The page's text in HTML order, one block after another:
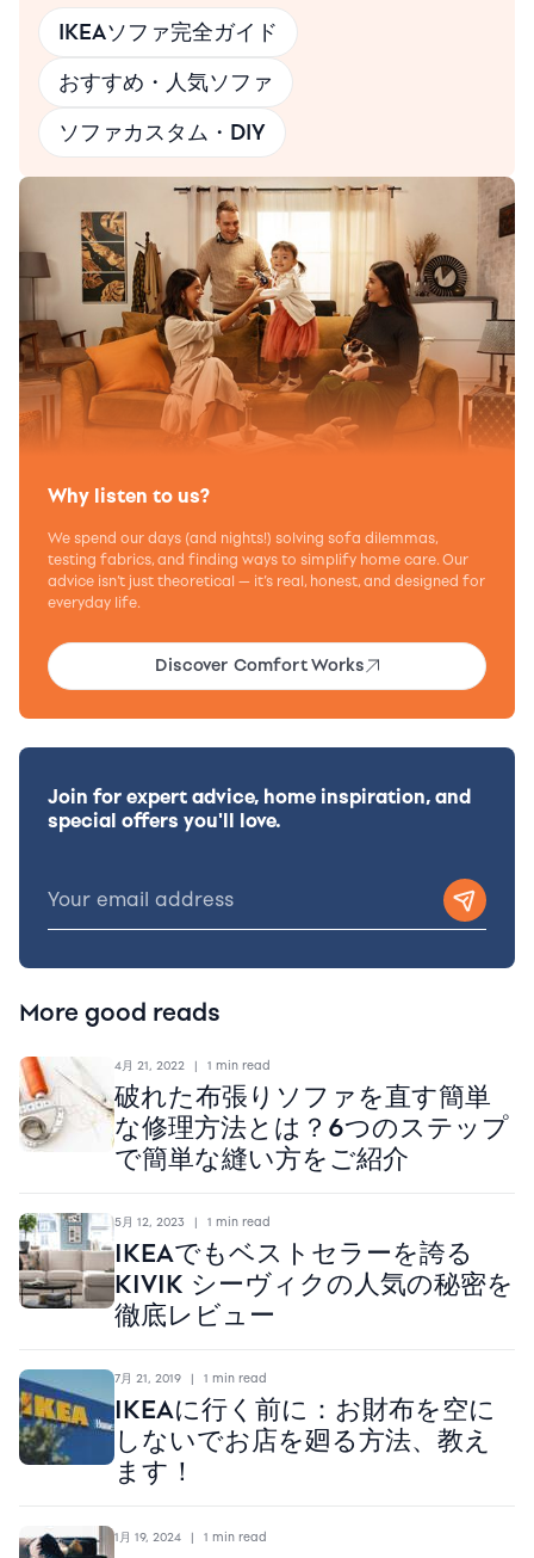
IKEAソファ完全ガイド
おすすめ・人気ソファ
ソファカスタム・DIY
Why listen to us?
We spend our days (and nights!) solving sofa dilemmas,
testing fabrics, and finding ways to simplify home care. Our
advice isn’t just theoretical — it’s real, honest, and designed for
everyday life.
Discover Comfort Works
Join for expert advice, home inspiration, and
special offers you'll love.
More good reads
4月 21, 2022 | 1 min read
破れた布張りソファを直す簡単
な修理方法とは？6つのステップ
で簡単な縫い方をご紹介
5月 12, 2023 | 1 min read
IKEAでもベストセラーを誇る
KIVIK シーヴィクの人気の秘密を
徹底レビュー
7月 21, 2019 | 1 min read
IKEAに行く前に：お財布を空に
しないでお店を廻る方法、教え
ます！
1月 19, 2024 | 1 min read